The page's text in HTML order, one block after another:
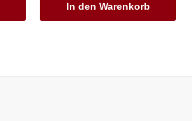
In den Warenkorb